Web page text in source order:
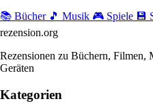
📚 Bücher 🎵 Musik 🎮 Spiele 💾
rezension.org
Rezensionen zu Büchern, Filmen,
Geräten
Kategorien